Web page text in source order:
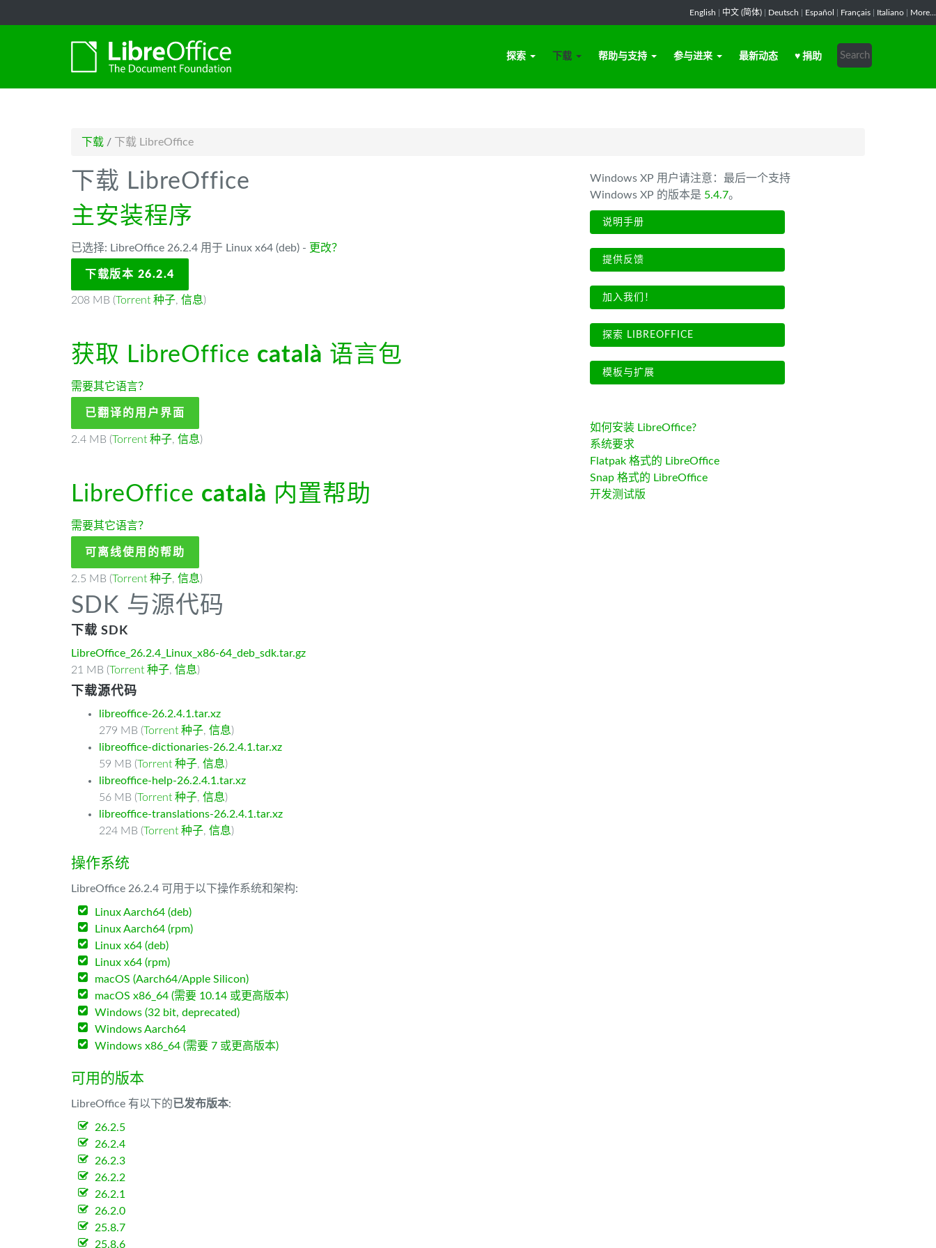
English 中文 (简体) Deutsch Español Français Italiano More...
探索 下载 帮助与支持 参与进来 最新动态 ♥ 捐助
下载 / 下载 LibreOffice
下载 LibreOffice
主安装程序
已选择: LibreOffice 26.2.4 用于 Linux x64 (deb) - 更改？
下载版本 26.2.4
208 MB (Torrent 种子, 信息)
获取 LibreOffice català 语言包
需要其它语言？
已翻译的用户界面
2.4 MB (Torrent 种子, 信息)
LibreOffice català 内置帮助
需要其它语言？
可离线使用的帮助
2.5 MB (Torrent 种子, 信息)
SDK 与源代码
下载 SDK
LibreOffice_26.2.4_Linux_x86-64_deb_sdk.tar.gz
21 MB (Torrent 种子, 信息)
下载源代码
libreoffice-26.2.4.1.tar.xz
279 MB (Torrent 种子, 信息)
libreoffice-dictionaries-26.2.4.1.tar.xz
59 MB (Torrent 种子, 信息)
libreoffice-help-26.2.4.1.tar.xz
56 MB (Torrent 种子, 信息)
libreoffice-translations-26.2.4.1.tar.xz
224 MB (Torrent 种子, 信息)
操作系统
LibreOffice 26.2.4 可用于以下操作系统和架构:
Linux Aarch64 (deb)
Linux Aarch64 (rpm)
Linux x64 (deb)
Linux x64 (rpm)
macOS (Aarch64/Apple Silicon)
macOS x86_64 (需要 10.14 或更高版本)
Windows (32 bit, deprecated)
Windows Aarch64
Windows x86_64 (需要 7 或更高版本)
可用的版本
LibreOffice 有以下的已发布版本:
26.2.5
26.2.4
26.2.3
26.2.2
26.2.1
26.2.0
25.8.7
25.8.6
Windows XP 用户请注意：最后一个支持
Windows XP 的版本是 5.4.7。
说明手册
提供反馈
加入我们！
探索 LIBREOFFICE
模板与扩展
如何安装 LibreOffice?
系统要求
Flatpak 格式的 LibreOffice
Snap 格式的 LibreOffice
开发测试版